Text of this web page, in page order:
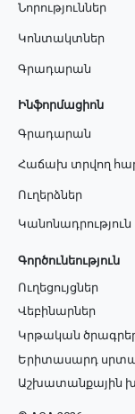
Նորություններ
Կոնտակտներ
Գրադարան
Ինֆորմացիոն
Գրադարան
Հաճախ տրվող
Ուղերձներ
Կանոնադրություն
Գործունեություն
Ուղեցույցներ
Վեբինարներ
Կրթական ծրագրեր
Երիտասարդ
Աշխատանքային